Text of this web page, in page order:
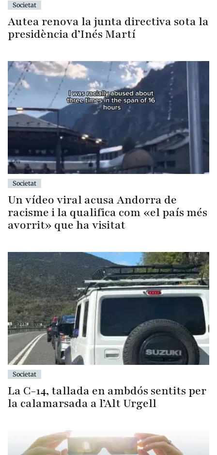
Societat
Autea renova la junta directiva sota la
presidència d’Inés Martí
Societat
Un vídeo viral acusa Andorra de
racisme i la qualifica com «el país més
avorrit» que ha visitat
Societat
La C-14, tallada en ambdós sentits per
la calamarsada a l’Alt Urgell